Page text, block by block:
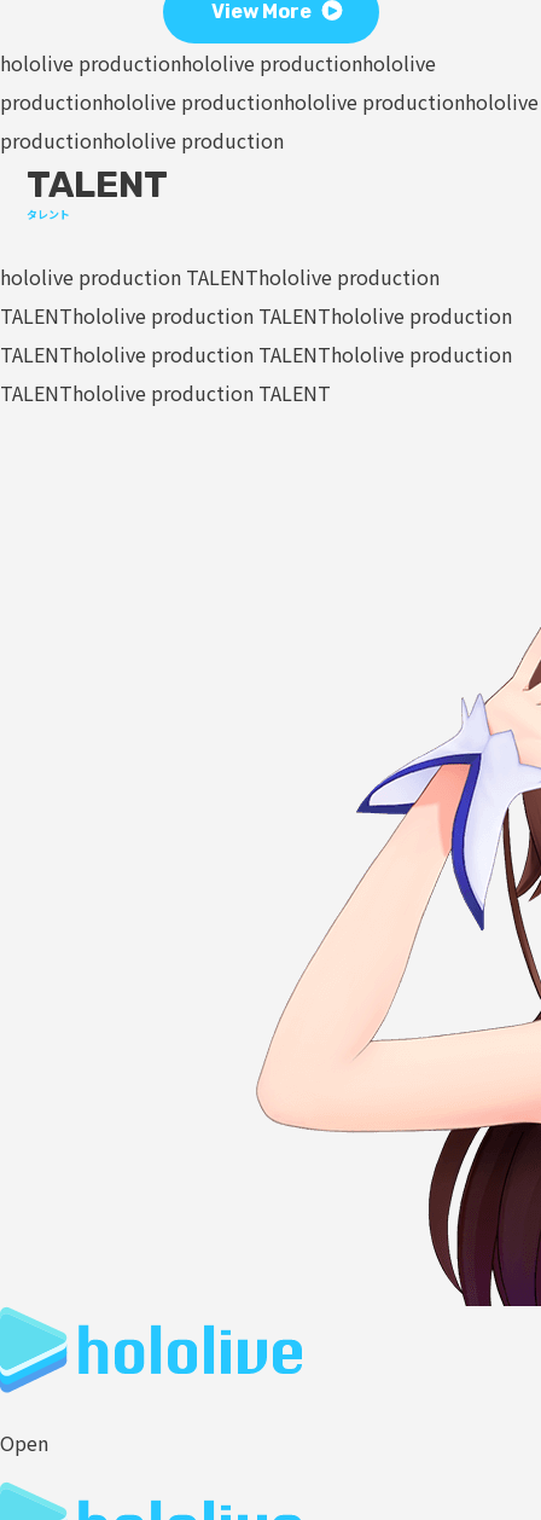
View More
hololive productionhololive productionhololive
productionhololive productionhololive productionhololive
productionhololive production
TALENT
タレント
hololive production TALENThololive production
TALENThololive production TALENThololive production
TALENThololive production TALENThololive production
TALENThololive production TALENT
Open